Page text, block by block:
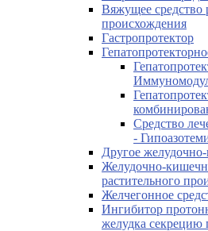
Вяжущее средство
происхождения
Гастропротектор
Средство
-
Другое
Желудочно-
растительного
Желчегонное
Ингибитор
желудка